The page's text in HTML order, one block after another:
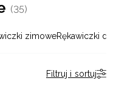
(35)
zimoweRękawiczki do
Filtruj i sortuj
/ USD
/ GBP
/ EUR